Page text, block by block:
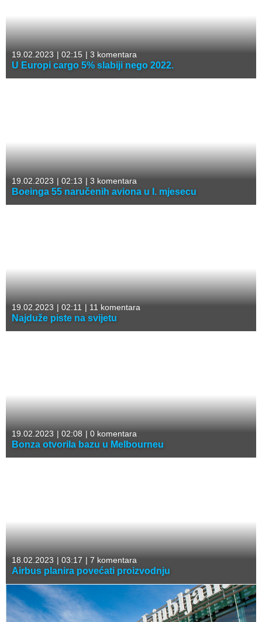
19.02.2023 | 02:15 | 3 komentara
U Europi cargo 5% slabiji nego 2022.
19.02.2023 | 02:13 | 3 komentara
Boeinga 55 naručenih aviona u I. mjesecu
19.02.2023 | 02:11 | 11 komentara
Najduže piste na svijetu
19.02.2023 | 02:08 | 0 komentara
Bonza otvorila bazu u Melbourneu
18.02.2023 | 03:17 | 7 komentara
Airbus planira povećati proizvodnju